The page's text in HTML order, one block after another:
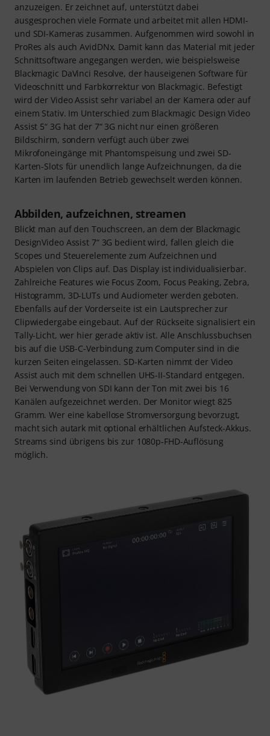
anzuzeigen. Er zeichnet auf, unterstützt dabei
ausgesprochen viele Formate und arbeitet mit allen HDMI-
und SDI-Kameras zusammen. Aufgenommen wird sowohl in
ProRes als auch AvidDNx. Damit kann das Material mit jeder
Schnittsoftware angegangen werden, wie beispielsweise
Blackmagic DaVinci Resolve, der hauseigenen Software für
Videoschnitt und Farbkorrektur von Blackmagic. Befestigt
wird der Video Assist sehr variabel an der Kamera oder auf
einem Stativ. Im Unterschied zum Blackmagic Design Video
Assist 5“ 3G hat der 7“ 3G nicht nur einen größeren
Bildschirm, sondern verfügt auch über zwei
Mikrofoneingänge mit Phantomspeisung und zwei SD-
Karten-Slots für unendlich lange Aufzeichnungen, da die
Karten im laufenden Betrieb gewechselt werden können.
Abbilden, aufzeichnen, streamen
Blickt man auf den Touchscreen, an dem der Blackmagic
DesignVideo Assist 7“ 3G bedient wird, fallen gleich die
Scopes und Steuerelemente zum Aufzeichnen und
Abspielen von Clips auf. Das Display ist individualisierbar.
Zahlreiche Features wie Focus Zoom, Focus Peaking, Zebra,
Histogramm, 3D-LUTs und Audiometer werden geboten.
Ebenfalls auf der Vorderseite ist ein Lautsprecher zur
Clipwiedergabe eingebaut. Auf der Rückseite signalisiert ein
Tally-Licht, wer hier gerade aktiv ist. Alle Anschlussbuchsen
bis auf die USB-C-Verbindung zum Computer sind in die
kurzen Seiten eingelassen. SD-Karten nimmt der Video
Assist auch mit dem schnellen UHS-II-Standard entgegen.
Bei Verwendung von SDI kann der Ton mit zwei bis 16
Kanälen aufgezeichnet werden. Der Monitor wiegt 825
Gramm. Wer eine kabellose Stromversorgung bevorzugt,
macht sich autark mit optional erhältlichen Aufsteck-Akkus.
Streams sind übrigens bis zur 1080p-FHD-Auflösung
möglich.